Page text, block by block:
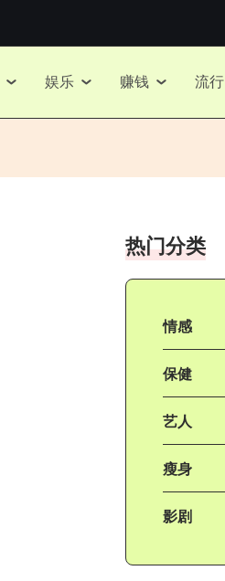
娱乐 赚钱 流行
热门分类
情感
保健
艺人
瘦身
影剧